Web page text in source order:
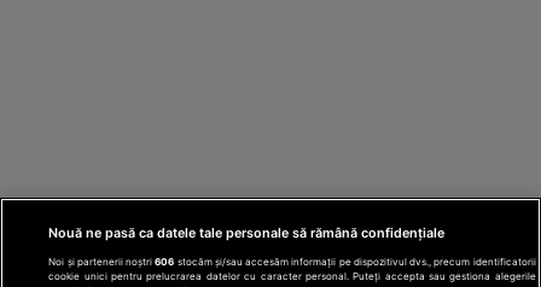
Nouă ne pasă ca datele tale personale să rămână confidențiale
Noi și partenerii noștri606 stocăm și/sau accesăm informații pe dispozitivul dvs., precum identificatorii
cookie unici pentru prelucrarea datelor cu caracter personal. Puteți accepta sau gestiona alegerile